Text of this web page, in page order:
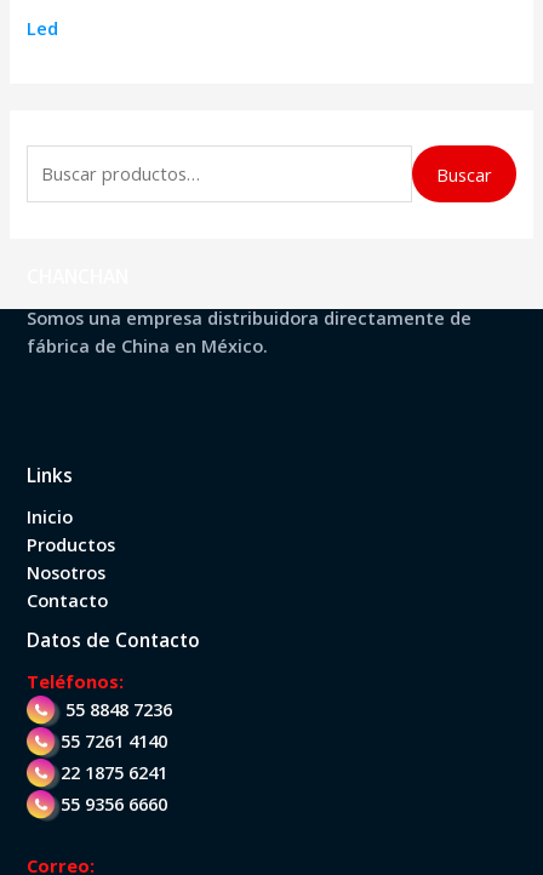
Led
u
r
:
Buscar
Somos una empresa distribuidora directamente de
fábrica de China en México.
Links
Inicio
Productos
Nosotros
Contacto
Datos de Contacto
Teléfonos:
55 8848 7236
55 7261 4140
22 1875 6241
55 9356 6660
Correo: